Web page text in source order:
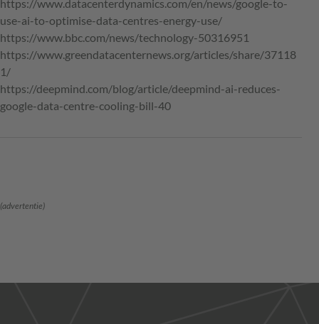
https://www.datacenterdynamics.com/en/news/google-to-
use-ai-to-optimise-data-centres-energy-use/
https://www.bbc.com/news/technology-50316951
https://www.greendatacenternews.org/articles/share/37118
1/
https://deepmind.com/blog/article/deepmind-ai-reduces-
google-data-centre-cooling-bill-40
(advertentie)